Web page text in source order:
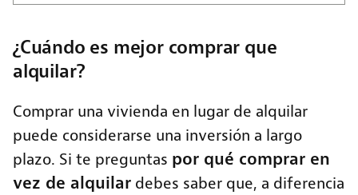
¿Cuándo es mejor comprar que
alquilar?
Comprar una vivienda en lugar de alquilar
puede considerarse una inversión a largo
plazo. Si te preguntas por qué comprar en
vez de alquilar debes saber que, a diferencia